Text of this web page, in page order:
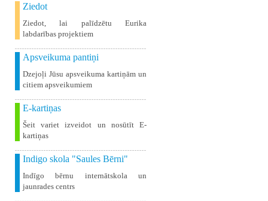
Ziedot
Ziedot, lai palīdzētu Eurika
labdarības projektiem
Apsveikuma pantiņi
Dzejoļi Jūsu apsveikuma kartiņām un
citiem apsveikumiem
E-kartiņas
Šeit variet izveidot un nosūtīt E-
kartiņas
Indigo skola "Saules Bērni"
Indīgo bērnu internātskola un
jaunrades centrs